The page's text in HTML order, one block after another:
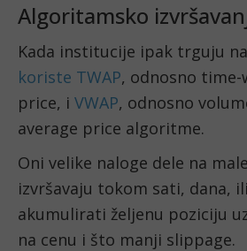
Algoritamsko
Kada institucije ipak trguju
koriste TWAP, odnosno time-
price, i VWAP, odnosno
average price algoritme.
Oni velike naloge dele na
izvršavaju tokom sati, dana,
akumulirati željenu poziciju
na cenu i što manji slippage.